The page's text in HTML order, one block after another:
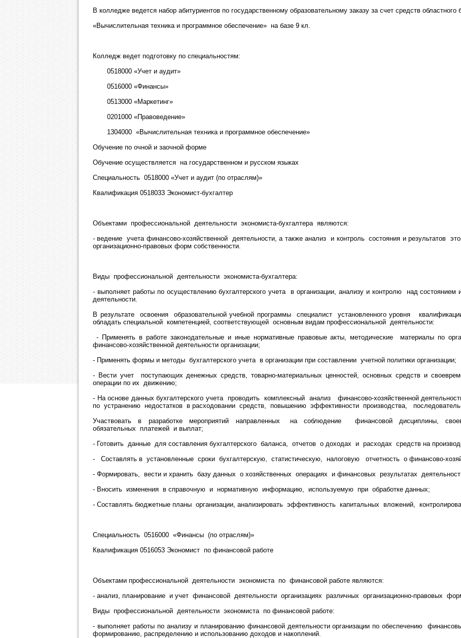
В колледже ведется набор абитуриентов по государственному образовательному заказу за счет средств
«Вычислительная техника и программное обеспечение» на базе 9 кл.
Колледж ведет подготовку по специальностям:
0518000 «Учет и аудит»
0516000 «Финансы»
0513000 «Маркетинг»
0201000 «Правоведение»
1304000 «Вычислительная техника и программное обеспечение»
Обучение по очной и заочной форме
Обучение осуществляется на государственном и русском языках
Специальность 0518000 «Учет и аудит (по отраслям)»
Квалификация 0518033 Экономист-бухгалтер
Объектами профессиональной деятельности экономиста-бухгалтера являются:
- ведение учета финансово-хозяйственной деятельности, а также анализ и контроль состояния и результатов
организационно-правовых форм собственности.
Виды профессиональной деятельности экономиста-бухгалтера:
- выполняет работы по осуществлению бухгалтерского учета в организации, анализу и контролю над состоянием
деятельности.
В результате освоения образовательной учебной программы специалист установленного уровня
обладать специальной компетенцией, соответствующей основным видам профессиональной деятельности:
- Применять в работе законодательные и иные нормативные правовые акты, методические материалы по
финансово-хозяйственной деятельности организации;
- Применять формы и методы бухгалтерского учета в организации при составлении учетной политики организации;
- Вести учет поступающих денежных средств, товарно-материальных ценностей, основных средств и
операции по их движению;
- На основе данных бухгалтерского учета проводить комплексный анализ финансово-хозяйственной
по устранению недостатков в расходовании средств, повышению эффективности производства,
Участвовать в разработке мероприятий направленных на соблюдение финансовой дисциплины,
обязательных платежей и выплат;
- Готовить данные для составления бухгалтерского баланса, отчетов о доходах и расходах средств на
- Составлять в установленные сроки бухгалтерскую, статистическую, налоговую отчетность о финансово-
- Формировать, вести и хранить базу данных о хозяйственных операциях и финансовых результатах
- Вносить изменения в справочную и нормативную информацию, используемую при обработке данных;
- Составлять бюджетные планы организации, анализировать эффективность капитальных вложений,
Специальность 0516000 «Финансы (по отраслям)»
Квалификация 0516053 Экономист по финансовой работе
Объектами профессиональной деятельности экономиста по финансовой работе являются:
- анализ, планирование и учет финансовой деятельности организациях различных организационно-правовых
Виды профессиональной деятельности экономиста по финансовой работе:
- выполняет работы по анализу и планированию финансовой деятельности организации по обеспечению
формированию, распределению и использованию доходов и накоплений.